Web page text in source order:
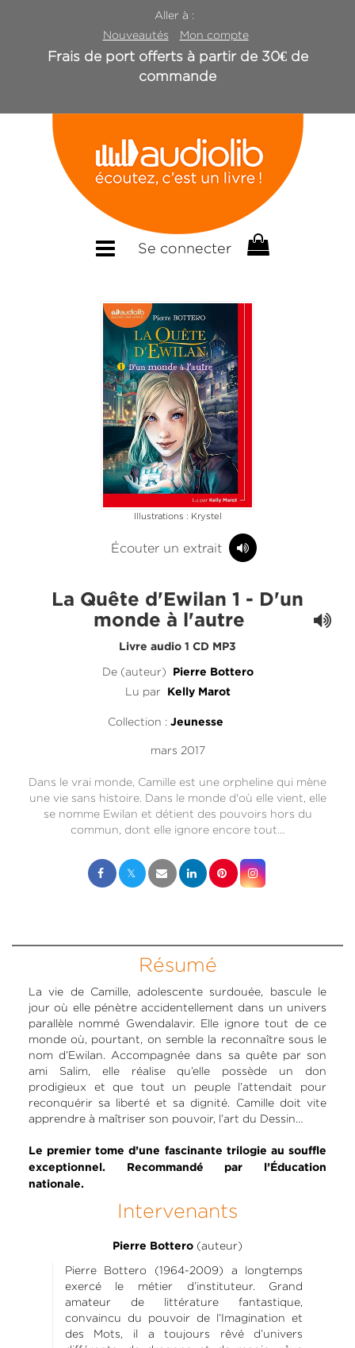
Aller à :
Nouveautés
Mon compte
Frais de port offerts à partir de 30€ de
commande
Se connecter
Illustrations : Krystel
Écouter un extrait
La Quête d'Ewilan 1 - D'un
monde à l'autre
Livre audio 1 CD MP3
De (auteur) Pierre Bottero
Lu par Kelly Marot
Collection : Jeunesse
mars 2017
Dans le vrai monde, Camille est une orpheline qui mène
une vie sans histoire. Dans le monde d'où elle vient, elle
se nomme Ewilan et détient des pouvoirs hors du
commun, dont elle ignore encore tout…
Résumé
La vie de Camille, adolescente surdouée, bascule le
jour où elle pénètre accidentellement dans un univers
parallèle nommé Gwendalavir. Elle ignore tout de ce
monde où, pourtant, on semble la reconnaître sous le
nom d’Ewilan. Accompagnée dans sa quête par son
ami Salim, elle réalise qu’elle possède un don
prodigieux et que tout un peuple l’attendait pour
reconquérir sa liberté et sa dignité. Camille doit vite
apprendre à maîtriser son pouvoir, l’art du Dessin…
Le premier tome d’une fascinante trilogie au souffle
exceptionnel. Recommandé par l’Éducation
nationale.
Intervenants
Pierre Bottero (auteur)
Pierre Bottero (1964-2009) a longtemps
exercé le métier d’instituteur. Grand
amateur de littérature fantastique,
convaincu du pouvoir de l’Imagination et
des Mots, il a toujours rêvé d’univers